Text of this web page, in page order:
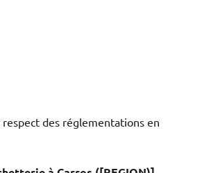
respect des réglementations en